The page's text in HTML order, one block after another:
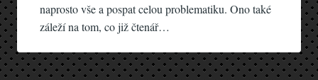
naprosto vše a pospat celou problematiku. Ono také
záleží na tom, co již čtenář…